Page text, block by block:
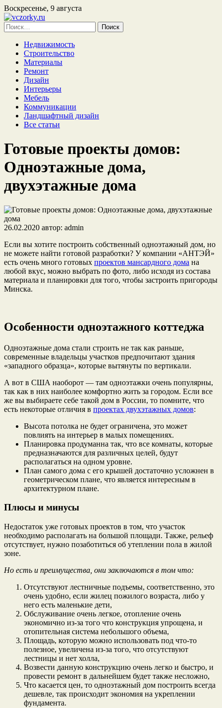
Воскресенье, 9 августа
Найти:
Недвижимость
Строительство
Материалы
Ремонт
Дизайн
Интерьеры
Мебель
Коммуникации
Ландшафтный дизайн
Все статьи
Готовые проекты домов:
Одноэтажные дома,
двухэтажные дома
26.02.2020 автор: admin
Если вы хотите построить собственный одноэтажный дом, но
не можете найти готовой разработки? У компании «АНТЭЙ»
есть очень много готовых проектов мансардного дома на
любой вкус, можно выбрать по фото, либо исходя из состава
материала и планировки для того, чтобы застроить пригороды
Минска.
Особенности одноэтажного коттеджа
Одноэтажные дома стали строить не так как раньше,
современные владельцы участков предпочитают здания
«западного образца», которые вытянуты по вертикали.
А вот в США наоборот — там одноэтажки очень популярны,
так как в них наиболее комфортно жить за городом. Если все
же вы выбираете себе такой дом в России, то помните, что
есть некоторые отличия в проектах двухэтажных домов:
Высота потолка не будет ограничена, это может
повлиять на интерьер в малых помещениях.
Планировка продуманна так, что все комнаты, которые
предназначаются для различных целей, будут
располагаться на одном уровне.
План самого дома с его крышей достаточно усложнен в
геометрическом плане, что является интересным в
архитектурном плане.
Плюсы и минусы
Недостаток уже готовых проектов в том, что участок
необходимо располагать на большой площади. Также, рельеф
отсутствует, нужно позаботиться об утеплении пола в жилой
зоне.
Но есть и преимущества, они заключаются в том что:
Отсутствуют лестничные подъемы, соответственно, это
очень удобно, если жилец пожилого возраста, либо у
него есть маленькие дети,
Обслуживание очень легкое, отопление очень
экономично из-за того что конструкция упрощена, и
отопительная система небольшого объема,
Площадь, которую можно использовать под что-то
полезное, увеличена из-за того, что отсутствуют
лестницы и нет холла,
Возвести данную конструкцию очень легко и быстро, и
провести ремонт в дальнейшем будет также несложно,
Что касается цен, то одноэтажный дом построить всегда
дешевле, так происходит экономия на укреплении
фундамента.